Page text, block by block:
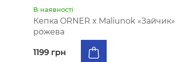
В наявності
Кепка ORNER x Maliunok «Зайчик»
рожева
1199 грн